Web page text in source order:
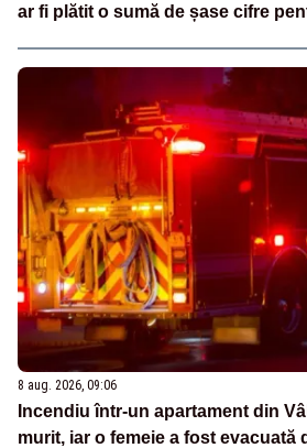
ar fi plătit o sumă de șase cifre
8 aug. 2026, 09:06
Incendiu într-un apartament din
murit, iar o femeie a fost evacuată